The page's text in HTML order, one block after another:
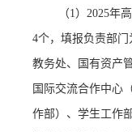
（1）2025年
4个，填报负责部门
教务处、国有资产
国际交流合作中心
作部） 、学生工作